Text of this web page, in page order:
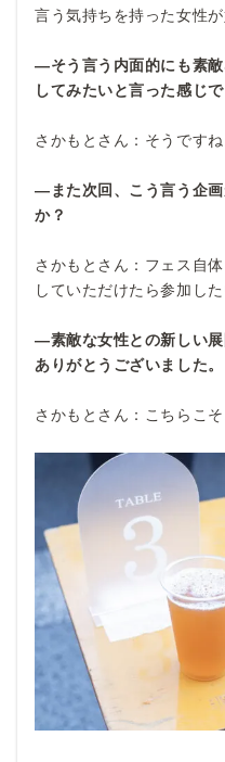
言う気持ちを持った女性が
―そう言う内面的にも素
してみたいと言った感じ
さかもとさん：そうですね
―また次回、こう言う企
か？
さかもとさん：フェス自
していただけたら参加した
―素敵な女性との新しい
ありがとうございました。
さかもとさん：こちらこ